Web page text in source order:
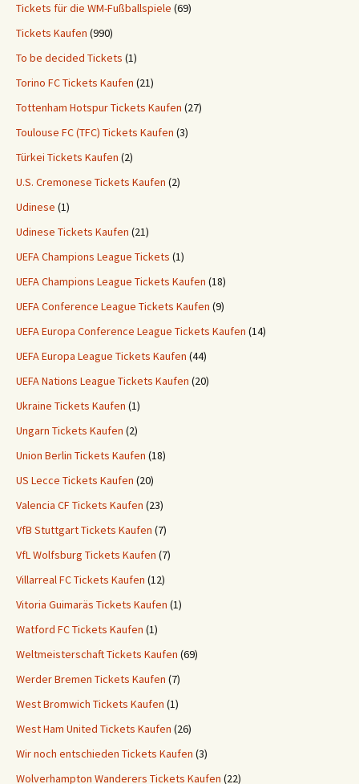
Tickets für die WM-Fußballspiele (69)
Tickets Kaufen (990)
To be decided Tickets (1)
Torino FC Tickets Kaufen (21)
Tottenham Hotspur Tickets Kaufen (27)
Toulouse FC (TFC) Tickets Kaufen (3)
Türkei Tickets Kaufen (2)
U.S. Cremonese Tickets Kaufen (2)
Udinese (1)
Udinese Tickets Kaufen (21)
UEFA Champions League Tickets (1)
UEFA Champions League Tickets Kaufen (18)
UEFA Conference League Tickets Kaufen (9)
UEFA Europa Conference League Tickets Kaufen (14)
UEFA Europa League Tickets Kaufen (44)
UEFA Nations League Tickets Kaufen (20)
Ukraine Tickets Kaufen (1)
Ungarn Tickets Kaufen (2)
Union Berlin Tickets Kaufen (18)
US Lecce Tickets Kaufen (20)
Valencia CF Tickets Kaufen (23)
VfB Stuttgart Tickets Kaufen (7)
VfL Wolfsburg Tickets Kaufen (7)
Villarreal FC Tickets Kaufen (12)
Vitoria Guimaräs Tickets Kaufen (1)
Watford FC Tickets Kaufen (1)
Weltmeisterschaft Tickets Kaufen (69)
Werder Bremen Tickets Kaufen (7)
West Bromwich Tickets Kaufen (1)
West Ham United Tickets Kaufen (26)
Wir noch entschieden Tickets Kaufen (3)
Wolverhampton Wanderers Tickets Kaufen (22)